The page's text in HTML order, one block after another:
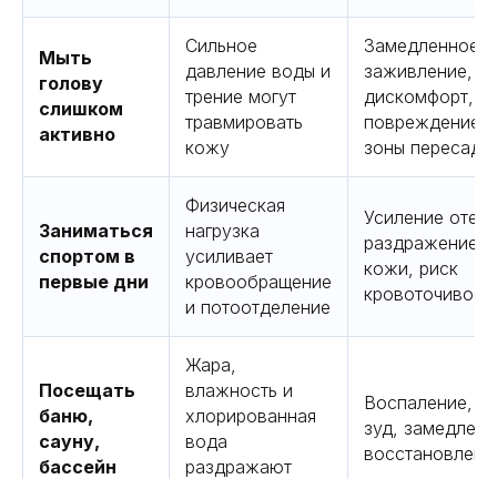
Мыть
голову
слишком
активно
Сильное
давление воды и
трение могут
травмировать
кожу
Замедленное
заживление,
дискомфорт,
повреждение
зоны
Заниматься
спортом в
первые дни
Физическая
нагрузка
усиливает
кровообращение
и потоотделение
Усиление
раздражение
кожи, риск
Посещать
баню,
сауну,
бассейн
Жара,
влажность и
хлорированная
вода
раздражают
Воспаление,
зуд,